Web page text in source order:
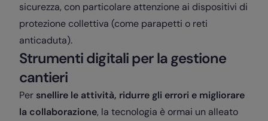
sicurezza, con particolare attenzione ai dispositivi di
protezione collettiva (come parapetti o reti
anticaduta).
Strumenti digitali per la gestione
cantieri
Per snellire le attività, ridurre gli errori e migliorare
la collaborazione, la tecnologia è ormai un alleato